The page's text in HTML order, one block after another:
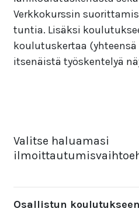
Verkkokurssin
tuntia. Lisäksi
koulutuskertaa
itsenäistä työskentelyä
Valitse haluamasi
Osallistun